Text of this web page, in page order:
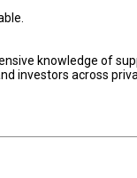
knowledge of
investors across